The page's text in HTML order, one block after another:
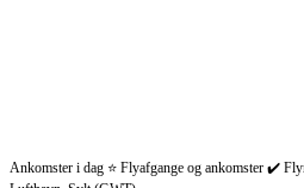
Ankomster i dag ⭐ Flyafgange og ankomster ✔️